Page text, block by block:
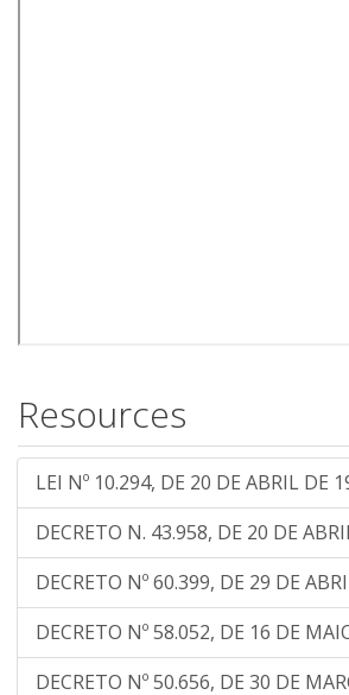
Resources
LEI Nº 10.294, DE 20 DE ABRIL DE
DECRETO N. 43.958, DE 20 DE
DECRETO Nº 60.399, DE 29 DE
DECRETO Nº 58.052, DE 16 DE
DECRETO Nº 50.656, DE 30 DE